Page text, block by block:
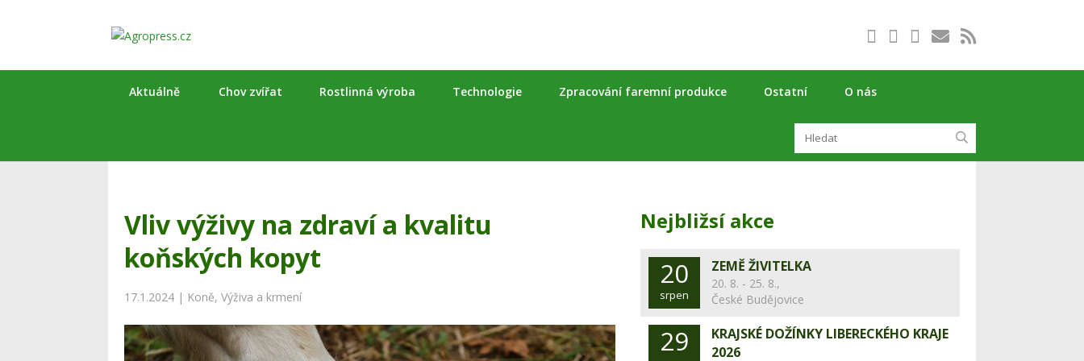
Aktuálně Chov zvířat Rostlinná výroba Technologie Zpracování faremní produkce Ostatní O nás
Vliv výživy na zdraví a kvalitu
koňských kopyt
17.1.2024 | Koně,Výživa a krmení
Nejbližsí akce
20
srpen
ZEMĚ ŽIVITELKA
20. 8. - 25. 8.,
České Budějovice
29
KRAJSKÉ DOŽÍNKY LIBERECKÉHO KRAJE
2026